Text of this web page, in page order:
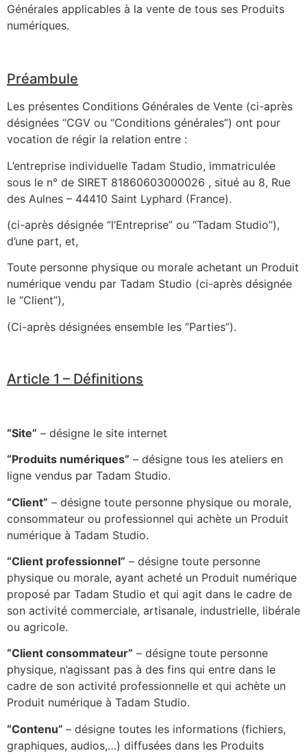
Générales applicables à la vente de tous ses Produits
numériques.
Préambule
Les présentes Conditions Générales de Vente (ci-après
désignées “CGV ou “Conditions générales”) ont pour
vocation de régir la relation entre :
L’entreprise individuelle Tadam Studio, immatriculée
sous le n° de SIRET 81860603000026 , situé au 8, Rue
des Aulnes – 44410 Saint Lyphard (France).
(ci-après désignée “l’Entreprise” ou “Tadam Studio”),
d’une part, et,
Toute personne physique ou morale achetant un Produit
numérique vendu par Tadam Studio (ci-après désignée
le “Client”),
(Ci-après désignées ensemble les “Parties”).
Article 1 – Définitions
“Site” – désigne le site internet
“Produits numériques” – désigne tous les ateliers en
ligne vendus par Tadam Studio.
“Client” – désigne toute personne physique ou morale,
consommateur ou professionnel qui achète un Produit
numérique à Tadam Studio.
“Client professionnel” – désigne toute personne
physique ou morale, ayant acheté un Produit numérique
proposé par Tadam Studio et qui agit dans le cadre de
son activité commerciale, artisanale, industrielle, libérale
ou agricole.
“Client consommateur” – désigne toute personne
physique, n’agissant pas à des fins qui entre dans le
cadre de son activité professionnelle et qui achète un
Produit numérique à Tadam Studio.
“Contenu” – désigne toutes les informations (fichiers,
graphiques, audios,…) diffusées dans les Produits